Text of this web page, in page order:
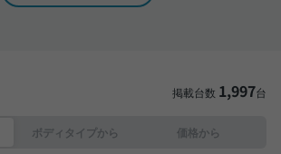
掲載台数 1,997台
ボディタイプから 価格から